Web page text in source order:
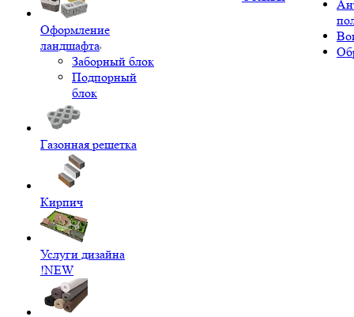
Оформление
ландшафта
Заборный блок
Подпорный
блок
Газонная решетка
Кирпич
Услуги дизайна
!NEW